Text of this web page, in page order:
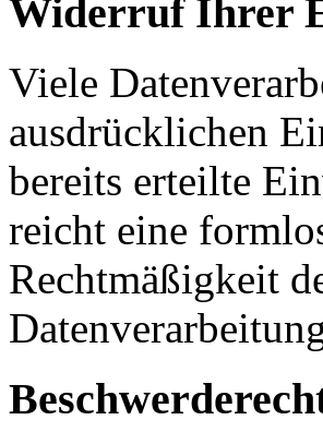
Widerruf Ihrer
Viele
ausdrücklichen
bereits erteilte
reicht eine
Rechtmäßigkeit